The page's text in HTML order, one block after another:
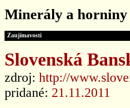
Minerály a
Zaujímavosti
Slovenská
zdroj: http://
pridané: 21.11.2011